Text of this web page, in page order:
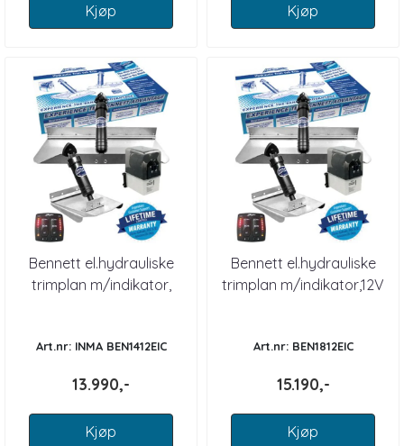
Kjøp Kjøp
Bennett el.hydrauliske
trimplan m/indikator,
Art.nr: INMA BEN1412EIC
13.990,-
Kjøp
Bennett el.hydrauliske
trimplan m/indikator,12V
Art.nr: BEN1812EIC
15.190,-
Kjøp